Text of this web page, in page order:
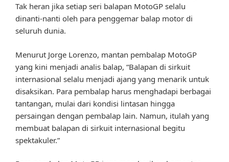
Tak heran jika setiap seri balapan MotoGP selalu
dinanti-nanti oleh para penggemar balap motor di
seluruh dunia.
Menurut Jorge Lorenzo, mantan pembalap MotoGP
yang kini menjadi analis balap, “Balapan di sirkuit
internasional selalu menjadi ajang yang menarik untuk
disaksikan. Para pembalap harus menghadapi berbagai
tantangan, mulai dari kondisi lintasan hingga
persaingan dengan pembalap lain. Namun, itulah yang
membuat balapan di sirkuit internasional begitu
spektakuler.”